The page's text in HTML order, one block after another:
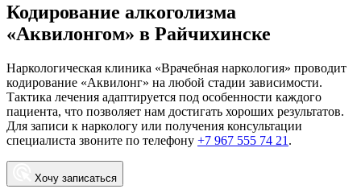
Кодирование алкоголизма
«Аквилонгом» в Райчихинске
Наркологическая клиника «Врачебная наркология» проводит
кодирование «Аквилонг» на любой стадии зависимости.
Тактика лечения адаптируется под особенности каждого
пациента, что позволяет нам достигать хороших результатов.
Для записи к наркологу или получения консультации
специалиста звоните по телефону +7 967 555 74 21 .
Хочу записаться